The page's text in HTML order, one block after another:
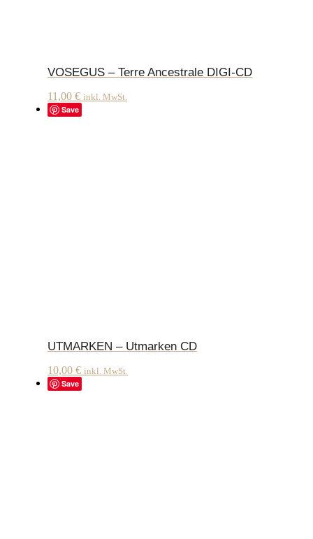
VOSEGUS – Terre Ancestrale DIGI-CD
11,00 € inkl. MwSt.
Save
UTMARKEN – Utmarken CD
10,00 € inkl. MwSt.
Save